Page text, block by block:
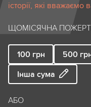
історії, які
ЩОМІСЯЧНА
100 грн 500
Інша сума
АБО